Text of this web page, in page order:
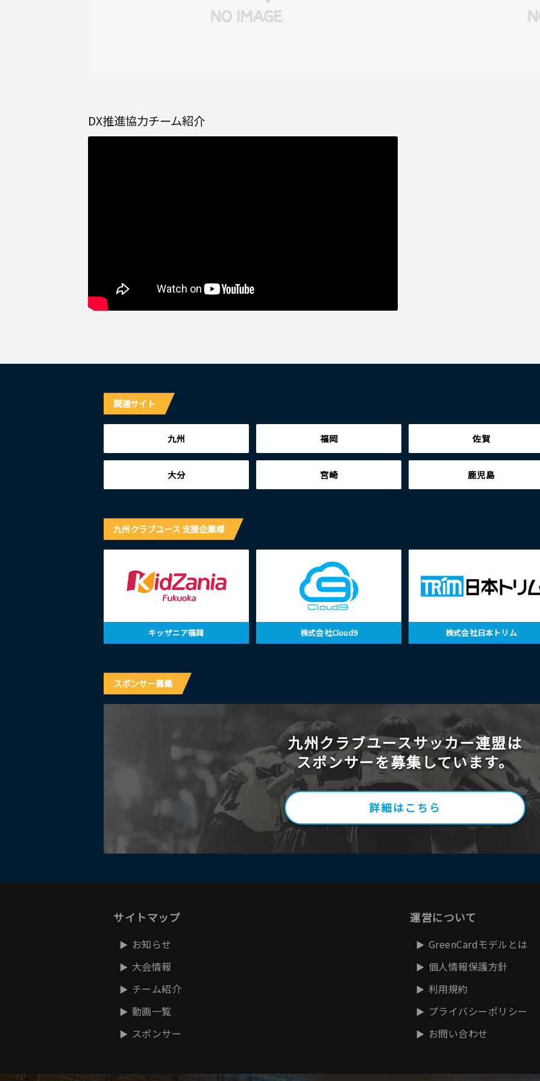
DX推進協力チーム紹介
関連サイト
九州 福岡 佐賀
大分 宮崎 鹿児島
九州クラブユース 支援企業様
キッザニア福岡 株式会社Cloud9 株式会社日本トリム
スポンサー募集
九州クラブユースサッカー連盟は
スポンサーを募集しています。
詳細はこちら
サイトマップ
お知らせ
大会情報
チーム紹介
動画一覧
スポンサー
運営について
GreenCardモデルとは
個人情報保護方針
利用規約
プライバシーポリシー
お問い合わせ